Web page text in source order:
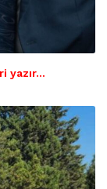
yazır…